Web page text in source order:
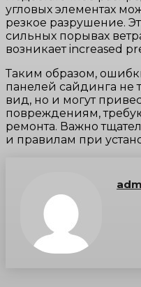
угловых элементах
резкое разрушение.
сильных порывах
возникает increased
Таким образом,
панелей сайдинга не
вид, но и могут
повреждениям,
ремонта. Важно
и правилам при